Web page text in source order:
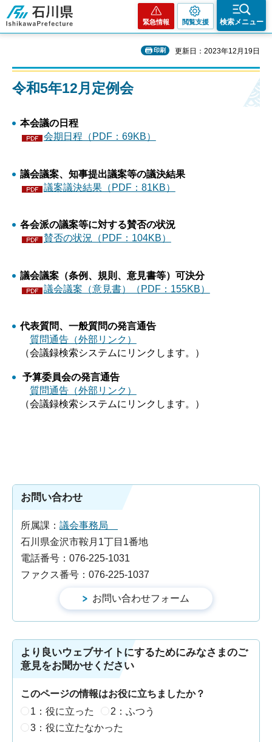
石川県
緊急情報 閲覧支援 検索メニュー
印刷 更新日：2023年12月19日
令和5年12月定例会
本会議の日程
会期日程（PDF：69KB）
議会議案、知事提出議案等の議決結果
議案議決結果（PDF：81KB）
各会派の議案等に対する賛否の状況
賛否の状況（PDF：104KB）
議会議案（条例、規則、意見書等）可決分
議会議案（意見書）（PDF：155KB）
代表質問、一般質問の発言通告
質問通告（外部リンク）
（会議録検索システムにリンクします。）
予算委員会の発言通告
質問通告（外部リンク）
（会議録検索システムにリンクします。）
お問い合わせ
所属課： 議会事務局
石川県金沢市鞍月1丁目1番地
電話番号：076-225-1031
ファクス番号：076-225-1037
より良いウェブサイトにするためにみなさまのご
意見をお聞かせください
このページの情報はお役に立ちましたか？
1：役に立った
2：ふつう
3：役に立たなかった